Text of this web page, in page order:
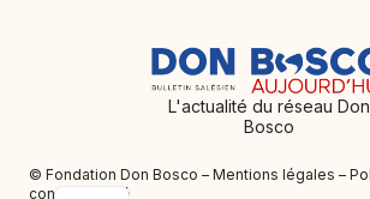
L'actualité du réseau Don
Bosco
© Fondation Don Bosco – Mentions légales –
confidentialité
EN